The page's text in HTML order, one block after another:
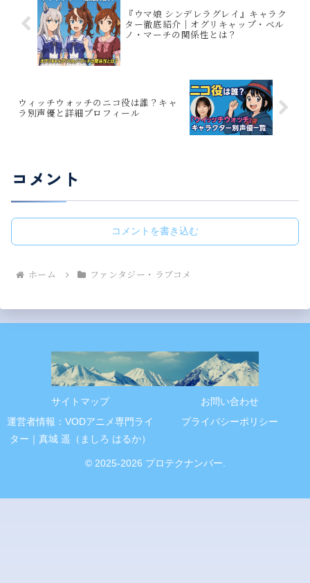
『ウマ娘 シンデレラグレイ』キャラク
ター徹底紹介｜オグリキャップ・ベル
ノ・マーチの関係性とは？
ウィッチウォッチのニコ役は誰？キャ
ラ別声優と詳細プロフィール
コメント
コメントを書き込む
ホーム ファンタジー・ラブコメ
サイトマップ
お問い合わせ
運営者情報：VODアニメ専門ライ
ター｜真城 遥（ましろ はるか）
プライバシーポリシー
© 2025-2026 プロテクナンバー.